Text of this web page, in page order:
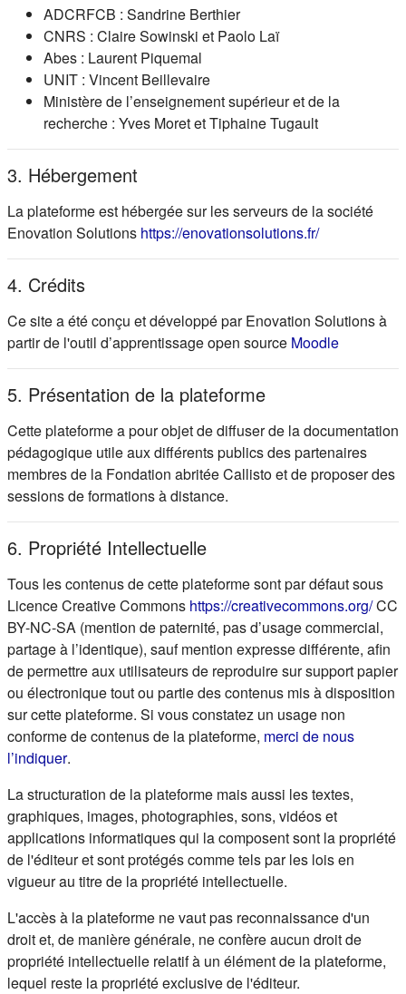
ADCRFCB : Sandrine Berthier
CNRS : Claire Sowinski et Paolo Laï
Abes : Laurent Piquemal
UNIT : Vincent Beillevaire
Ministère de l’enseignement supérieur et de la
recherche : Yves Moret et Tiphaine Tugault
3. Hébergement
La plateforme est hébergée sur les serveurs de la société
Enovation Solutions https://enovationsolutions.fr/(s'ouvre
4. Crédits
Ce site a été conçu et développé par Enovation Solutions à
partir de l'outil d’apprentissage open source Moodle(s'ouvre
5. Présentation de la plateforme
Cette plateforme a pour objet de diffuser de la documentation
pédagogique utile aux différents publics des partenaires
membres de la Fondation abritée Callisto et de proposer des
sessions de formations à distance.
6. Propriété Intellectuelle
Tous les contenus de cette plateforme sont par défaut sous
Licence Creative Commons https://creativecommons.org/CC
BY-NC-SA (mention de paternité, pas d’usage commercial,
partage à l’identique), sauf mention expresse différente, afin
de permettre aux utilisateurs de reproduire sur support papier
ou électronique tout ou partie des contenus mis à disposition
sur cette plateforme. Si vous constatez un usage non
conforme de contenus de la plateforme, merci de nous
l’indiquer(s'ouvre dans un nouvel onglet)
.
La structuration de la plateforme mais aussi les textes,
graphiques, images, photographies, sons, vidéos et
applications informatiques qui la composent sont la propriété
de l'éditeur et sont protégés comme tels par les lois en
vigueur au titre de la propriété intellectuelle.
L'accès à la plateforme ne vaut pas reconnaissance d'un
droit et, de manière générale, ne confère aucun droit de
propriété intellectuelle relatif à un élément de la plateforme,
lequel reste la propriété exclusive de l'éditeur.